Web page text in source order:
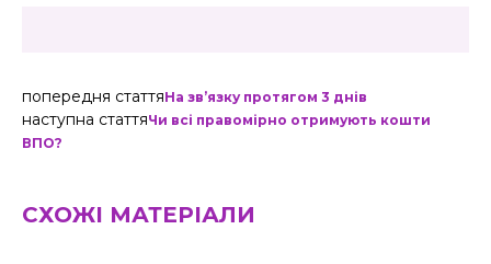
попередня статтяНа зв’язку протягом 3 днів
наступна статтяЧи всі правомірно отримують кошти
ВПО?
СХОЖІ МАТЕРІАЛИ